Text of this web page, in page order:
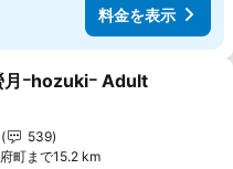
料金を表示
に入りに追加
月ｰhozukiｰ Adult
ンク
539
町まで15.2 km